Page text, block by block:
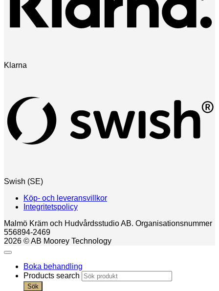
Klarna
Swish (SE)
Köp- och leveransvillkor
Integritetspolicy
Malmö Kräm och Hudvårdsstudio AB. Organisationsnummer
556894-2469
2026 © AB Moorey Technology
Boka behandling
Products search
Sök